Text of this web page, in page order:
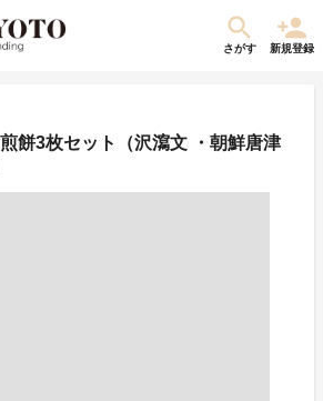
さがす 新規登録
餅3枚セット（沢瀉文 ・朝鮮唐津